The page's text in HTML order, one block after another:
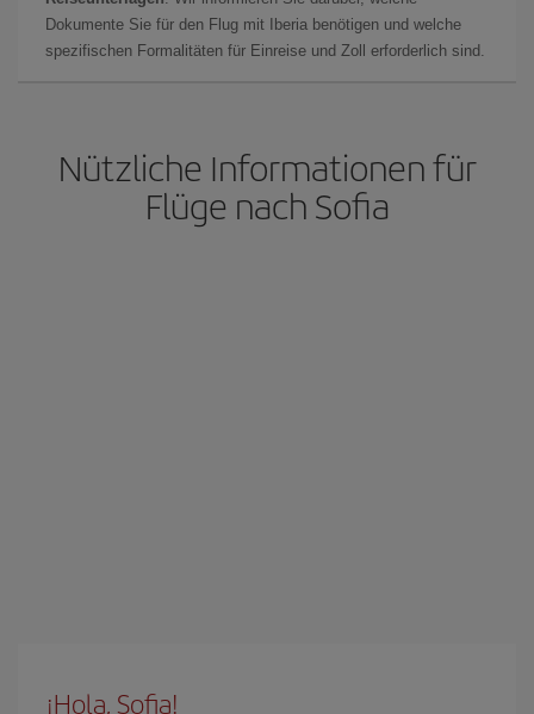
Dokumente Sie für den Flug mit Iberia benötigen und welche
spezifischen Formalitäten für Einreise und Zoll erforderlich sind.
Nützliche Informationen für
Flüge nach Sofia
¡Hola, Sofia!